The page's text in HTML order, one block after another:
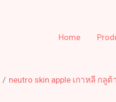
Home
neutro skin apple เกาหลี กลู